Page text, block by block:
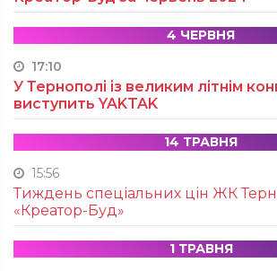
4 ЧЕРВНЯ
17:10
У Тернополі із великим літнім
виступить YAKTAK
14 ТРАВНЯ
15:56
Тиждень спеціальних цін ЖК
«Креатор-Буд»
1 ТРАВНЯ